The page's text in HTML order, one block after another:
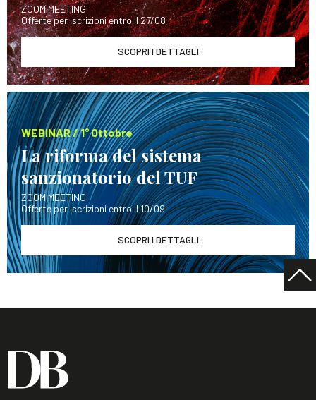
ZOOM MEETING
Offerte per iscrizioni entro il 27/08
SCOPRI I DETTAGLI
WEBINAR / 1° Ottobre
La riforma del sistema
sanzionatorio del TUF
ZOOM MEETING
Offerte per iscrizioni entro il 10/09
SCOPRI I DETTAGLI